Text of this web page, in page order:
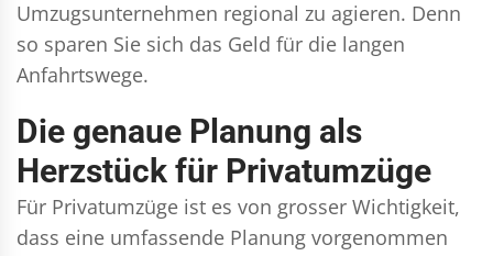
Umzugsunternehmen regional zu agieren. Denn
so sparen Sie sich das Geld für die langen
Anfahrtswege.
Die genaue Planung als
Herzstück für Privatumzüge
Für Privatumzüge ist es von grosser Wichtigkeit,
dass eine umfassende Planung vorgenommen